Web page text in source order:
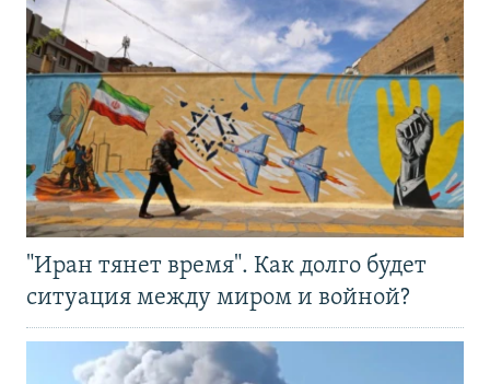
"Иран тянет время". Как долго будет
ситуация между миром и войной?